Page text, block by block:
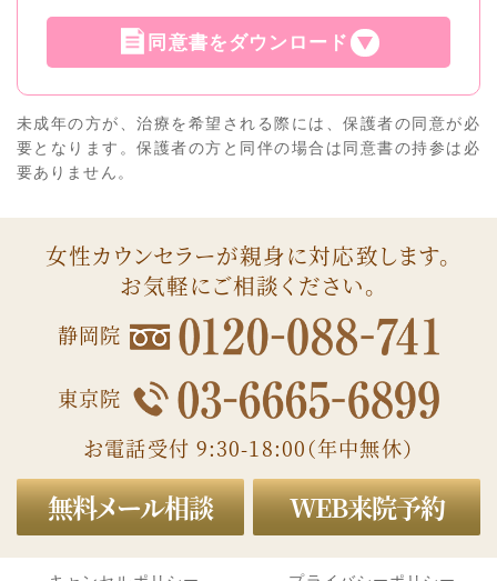
同意書をダウンロード
未成年の方が、治療を希望される際には、保護者の同意が必
要となります。保護者の方と同伴の場合は同意書の持参は必
要ありません。
女性カウンセラーが親身に対応致します。
お気軽にご相談ください。
静岡院
東京院
お電話受付 9:30-18:00（年中無休）
無料メール相談 WEB来院予約